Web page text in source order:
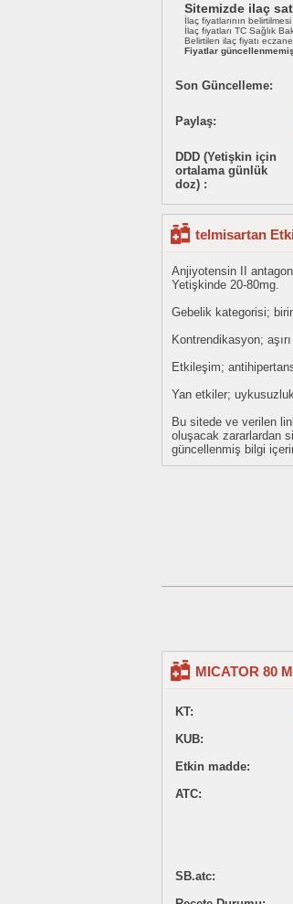
Sitemizde ilaç
İlaç fiyatlarının
İlaç fiyatları TC Sağlık
Belirtilen ilaç fiyatı
Fiyatlar
Son Güncelleme:
Paylaş:
DDD (Yetişkin için
ortalama günlük
doz) :
telmisartan
Anjiyotensin II
Yetişkinde 20-80mg.
Gebelik kategorisi;
Kontrendikasyon;
Etkileşim;
Yan etkiler;
Bu sitede ve verilen
oluşacak zararlardan
güncellenmiş bilgi
MICATOR 80
KT:
KUB:
Etkin madde:
ATC:
SB.atc: